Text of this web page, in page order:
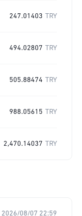
247.01403 TRY
494.02807 TRY
505.88474 TRY
988.05615 TRY
2,470.14037 TRY
2026/08/07 22:59